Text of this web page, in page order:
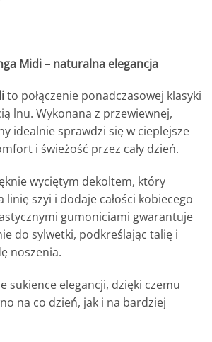
Midi – naturalna elegancja
to połączenie ponadczasowej klasyki
lnu. Wykonana z przewiewnej,
idealnie sprawdzi się w cieplejsze
i świeżość przez cały dzień.
wyciętym dekoltem, który
szyi i dodaje całości kobiecego
gumoniciami gwarantuje
do sylwetki, podkreślając talię i
noszenia.
sukience elegancji, dzięki czemu
na co dzień, jak i na bardziej